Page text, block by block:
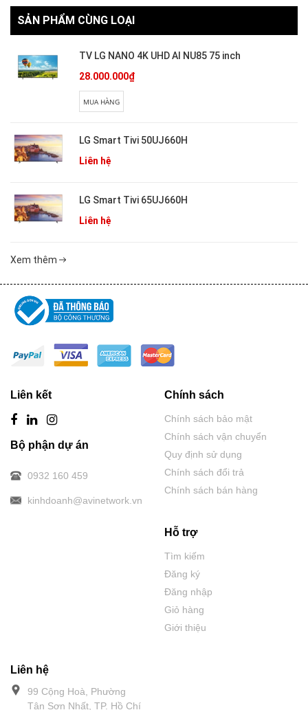
SẢN PHẨM CÙNG LOẠI
TV LG NANO 4K UHD AI NU85 75 inch
28.000.000₫
MUA HÀNG
LG Smart Tivi 50UJ660H
Liên hệ
LG Smart Tivi 65UJ660H
Liên hệ
Xem thêm
Liên kết
Bộ phận dự án
0932 160 459
kinhdoanh@avinetwork.vn
Chính sách
Chính sách bảo mật
Chính sách vận chuyển
Quy định sử dụng
Chính sách đổi trả
Chính sách bán hàng
Hỗ trợ
Tìm kiếm
Đăng ký
Đăng nhập
Giỏ hàng
Giới thiệu
Liên hệ
99 Cộng Hoà, Phường
Tân Sơn Nhất, TP. Hồ Chí